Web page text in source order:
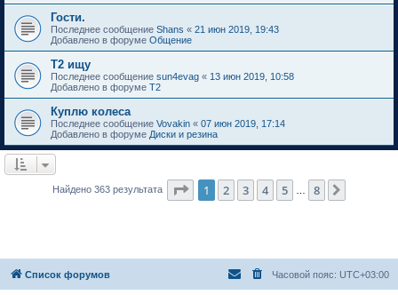
Гости.
Последнее сообщение Shans « 21 июн 2019, 19:43
Добавлено в форуме Общение
Т2 ищу
Последнее сообщение sun4evag « 13 июн 2019, 10:58
Добавлено в форуме T2
Куплю колеса
Последнее сообщение Vovakin « 07 июн 2019, 17:14
Добавлено в форуме Диски и резина
Найдено 363 результата Страница из
1 2 3 4 5 8
Список форумов Часовой пояс: UTC+03:00